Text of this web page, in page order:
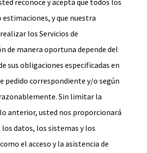
reconoce y acepta que todos los
y que nuestra
los Servicios de
de manera oportuna depende del
sus obligaciones especificadas en
pedido correspondiente y/o según
Sin limitar la
anterior, usted nos proporcionará
datos, los sistemas y los
el acceso y la asistencia de